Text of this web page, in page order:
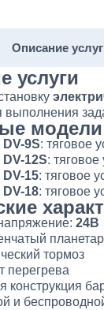
Описание
услуги
выполнения
модели
9S: тяговое
12S:
15: тяговое
18: тяговое
24В
тормоз
перегрева
конструкция
и